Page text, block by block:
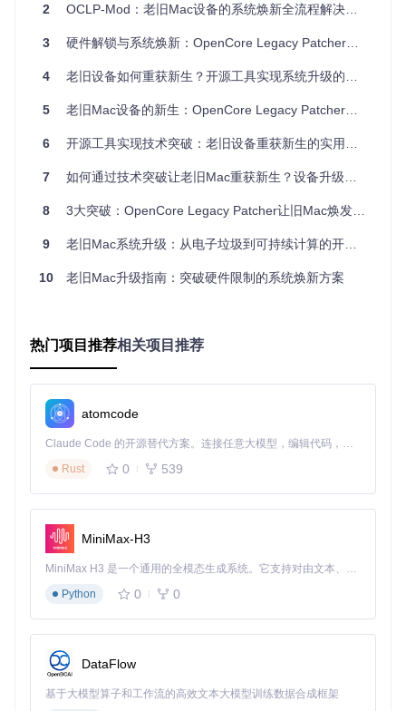
MacBook
201
macOS M
macOS V
约15%
201
macOS Bi
macOS S
Air 7,2
7
ntura
equoia
这种人为制造的"硬件-系统"矛盾，不仅损害了用户利益，也违
景下应运而生，通过技术创新打破商业限制，释放老旧设备的
真正潜力。
系统能够理解并充分利用旧硬件的能力。这一过程通过"解码-
解码：硬件身份的智能识别
解码阶段如同海关的"身份识别系统"，负责精确读取硬件的各
项参数和能力。开源工具通过深度解析设备的SMBIOS（系统
管理基本输入输出系统）信息，建立硬件能力档案。这一过程
包括：
提取CPU型号、核心数、缓存大小等关键参数
识别显卡型号、显存容量及支持的图形接口
OpenCore Legacy Patcher主界面，展示了硬件识别与功能选
择的核心界面，体现了解码阶段的硬件信息采集过程
适配：系统与硬件的桥梁搭建
SMBIOS重写
号，如同为旧设备办理"新身份"
2 OCLP-Mod：老旧Mac设备的系统焕新全流程解决方案
3 硬件解锁与系统焕新：OpenCore Legacy Patcher让老旧Mac重获新生
4 老旧设备如何重获新生？开源工具实现系统升级的完整路径
5 老旧Mac设备的新生：OpenCore Legacy Patcher开源工具深度应用指南
6 开源工具实现技术突破：老旧设备重获新生的实用指南
7 如何通过技术突破让老旧Mac重获新生？设备升级全攻略
8 3大突破：OpenCore Legacy Patcher让旧Mac焕发第二春
9 老旧Mac系统升级：从电子垃圾到可持续计算的开源解决方案
10 老旧Mac升级指南：突破硬件限制的系统焕新方案
热门项目推荐相关项目推荐
atomcode
Claude Code 的开源替代方案。连接任意大模型，编辑代码，运行命令，自动验证 — 全自动执行。用 Rust 构建，极致性能。 ｜ An open-source alternative to Claude Code. Connect any LLM, edit code, run commands, and verify changes — autonomously. Built in Rust for speed. Get Started
Rust
0 539
MiniMax-H3
MiniMax H3 是一个通用的全模态生成系统。它支持对由文本、图像、视频和音频组成的多模态上下文进行统一理解，并能生成分辨率高达 2K、时长可达 15 秒的带原生立体声音频的视频。得益于面向任务泛化的系统设计，H3 在预训练阶段就已具备广泛的多模态上下文理解与生成能力，能够出色地执行复杂的多模态指令。
Python
0 0
DataFlow
基于大模型算子和工作流的高效文本大模型训练数据合成框架